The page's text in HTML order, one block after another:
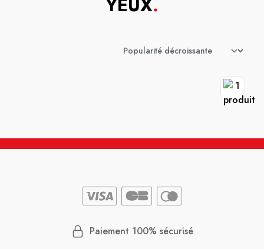
Paiement 100% sécurisé